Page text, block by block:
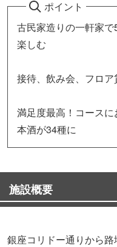
ポイント
古民家造りの一軒家
楽しむ
接待、飲み会、フロア
満足度最高！コース
本酒が34種に
施設概要
銀座コリドー通りから